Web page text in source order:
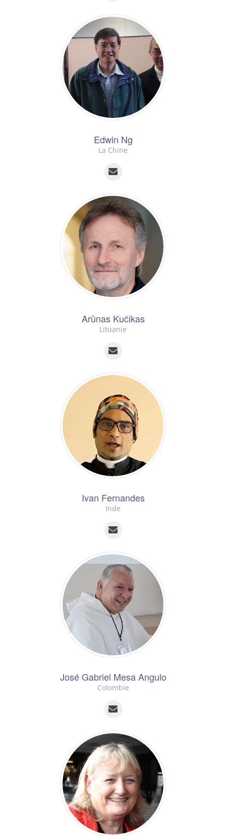
Edwin Ng
La Chine
Arūnas Kučikas
Lituanie
Ivan Fernandes
Inde
José Gabriel Mesa Angulo
Colombie